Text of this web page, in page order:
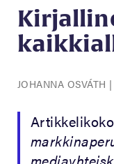
JOHANNA OSVÁTH